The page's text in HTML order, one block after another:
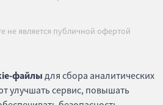
не является публичной офертой
файлыдля сбора аналитических
улучшать сервис, повышать